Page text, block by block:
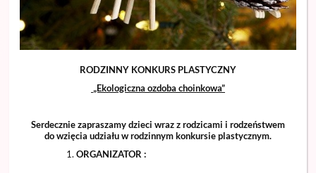
RODZINNY KONKURS PLASTYCZNY
„Ekologiczna ozdoba choinkowa”
Serdecznie zapraszamy dzieci wraz z rodzicami i rodzeństwem
do wzięcia udziału w rodzinnym konkursie plastycznym.
ORGANIZATOR :